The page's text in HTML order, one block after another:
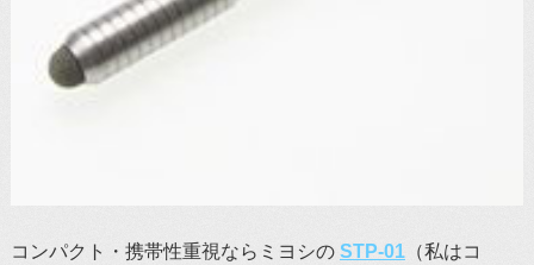
コンパクト・携帯性重視ならミヨシの STP-01（私はコ